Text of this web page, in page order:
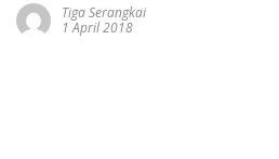
Tiga Serangkai
1 April 2018